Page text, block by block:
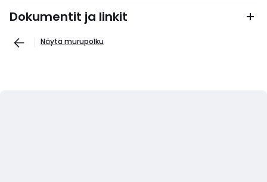
Dokumentit ja linkit
Näytä murupolku